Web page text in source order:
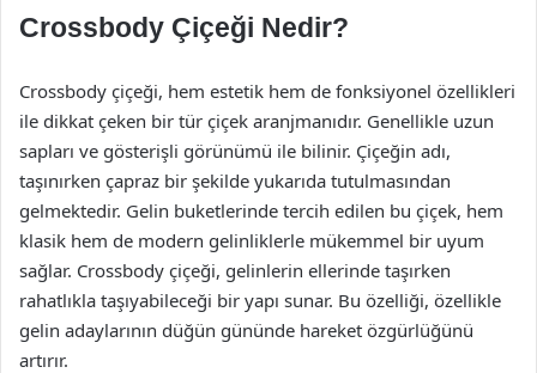
Crossbody Çiçeği Nedir?
Crossbody çiçeği, hem estetik hem de fonksiyonel özellikleri
ile dikkat çeken bir tür çiçek aranjmanıdır. Genellikle uzun
sapları ve gösterişli görünümü ile bilinir. Çiçeğin adı,
taşınırken çapraz bir şekilde yukarıda tutulmasından
gelmektedir. Gelin buketlerinde tercih edilen bu çiçek, hem
klasik hem de modern gelinliklerle mükemmel bir uyum
sağlar. Crossbody çiçeği, gelinlerin ellerinde taşırken
rahatlıkla taşıyabileceği bir yapı sunar. Bu özelliği, özellikle
gelin adaylarının düğün gününde hareket özgürlüğünü
artırır.